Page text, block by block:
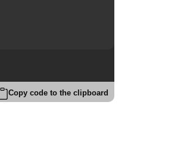
Copy code to the clipboard